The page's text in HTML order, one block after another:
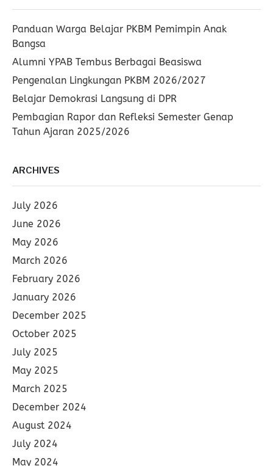
Panduan Warga Belajar PKBM Pemimpin Anak
Bangsa
Alumni YPAB Tembus Berbagai Beasiswa
Pengenalan Lingkungan PKBM 2026/2027
Belajar Demokrasi Langsung di DPR
Pembagian Rapor dan Refleksi Semester Genap
Tahun Ajaran 2025/2026
ARCHIVES
July 2026
June 2026
May 2026
March 2026
February 2026
January 2026
December 2025
October 2025
July 2025
May 2025
March 2025
December 2024
August 2024
July 2024
May 2024